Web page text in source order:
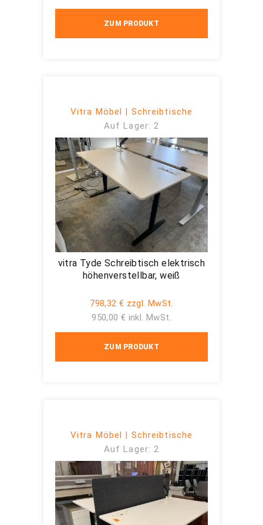
ZUM PRODUKT
Vitra Möbel | Schreibtische
Auf Lager: 2
vitra Tyde Schreibtisch elektrisch
höhenverstellbar, weiß
798,32 € zzgl. MwSt.
950,00 € inkl. MwSt.
ZUM PRODUKT
Vitra Möbel | Schreibtische
Auf Lager: 2